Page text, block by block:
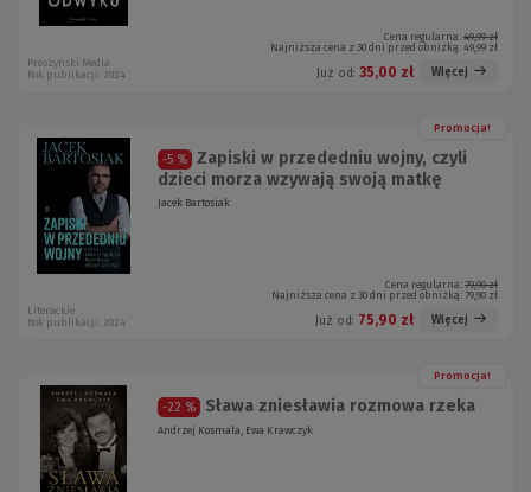
Cena regularna: 49,99 zł
Najniższa cena z 30 dni przed obniżką: 49,99 zł
Już od: 35,00 zł Więcej
Prószyński Media
Rok publikacji: 2024
Promocja!
-5 %
Zapiski w przededniu wojny, czyli
dzieci morza wzywają swoją matkę
Jacek Bartosiak
Cena regularna: 79,90 zł
Najniższa cena z 30 dni przed obniżką: 79,90 zł
Już od: 75,90 zł Więcej
Literackie
Rok publikacji: 2024
Promocja!
-22 % Sława zniesławia rozmowa rzeka
Andrzej Kosmala, Ewa Krawczyk